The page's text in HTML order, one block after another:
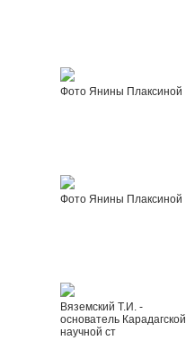
Фото Янины Плаксиной
Фото Янины Плаксиной
Вяземский Т.И. -
основатель Карадагской
научной ст